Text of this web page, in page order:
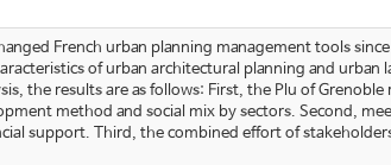
French urban planning management tools
of urban architectural planning and urban
the results are as follows: First, the Plu of
method and social mix by sectors. Second,
support. Third, the combined effort of